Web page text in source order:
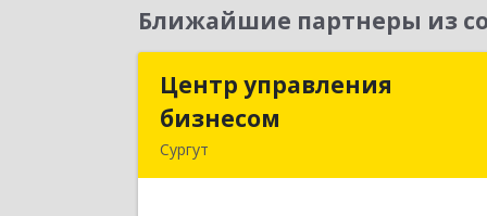
Ближайшие партнеры из
Центр управления
бизнесом
Сургут
Центр управления